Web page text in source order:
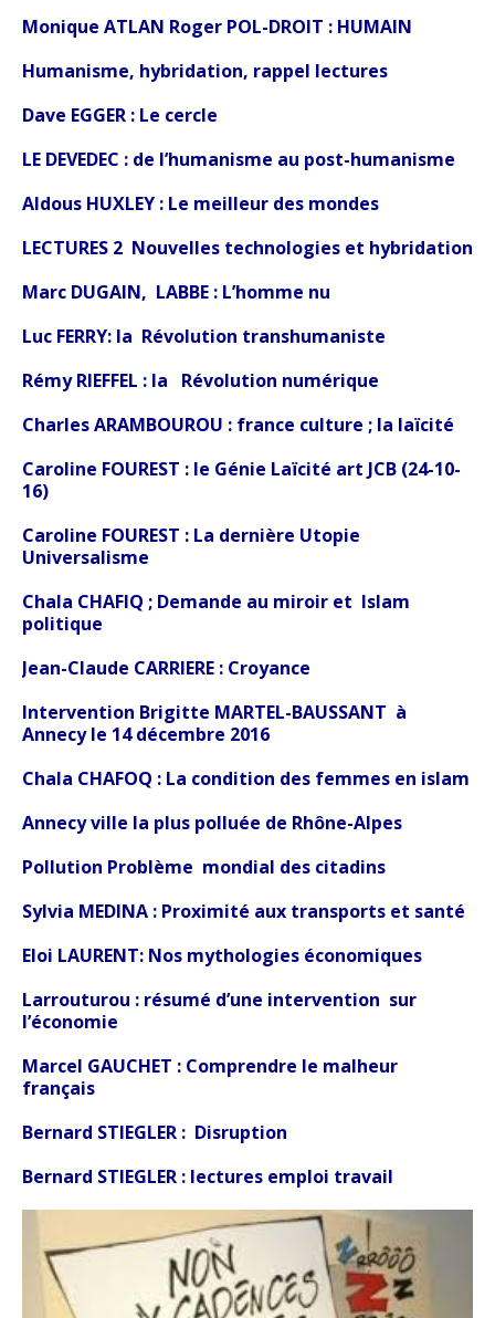
Monique ATLAN Roger POL-DROIT : HUMAIN
Humanisme, hybridation, rappel lectures
Dave EGGER : Le cercle
LE DEVEDEC : de l’humanisme au post-humanisme
Aldous HUXLEY : Le meilleur des mondes
LECTURES 2 Nouvelles technologies et hybridation
Marc DUGAIN, LABBE : L’homme nu
Luc FERRY: la Révolution transhumaniste
Rémy RIEFFEL : la Révolution numérique
Charles ARAMBOUROU : france culture ; la laïcité
Caroline FOUREST : le Génie Laïcité art JCB (24-10-
16)
Caroline FOUREST : La dernière Utopie
Universalisme
Chala CHAFIQ ; Demande au miroir et Islam
politique
Jean-Claude CARRIERE : Croyance
Intervention Brigitte MARTEL-BAUSSANT à
Annecy le 14 décembre 2016
Chala CHAFOQ : La condition des femmes en islam
Annecy ville la plus polluée de Rhône-Alpes
Pollution Problème mondial des citadins
Sylvia MEDINA : Proximité aux transports et santé
Eloi LAURENT: Nos mythologies économiques
Larrouturou : résumé d’une intervention sur
l’économie
Marcel GAUCHET : Comprendre le malheur
français
Bernard STIEGLER : Disruption
Bernard STIEGLER : lectures emploi travail